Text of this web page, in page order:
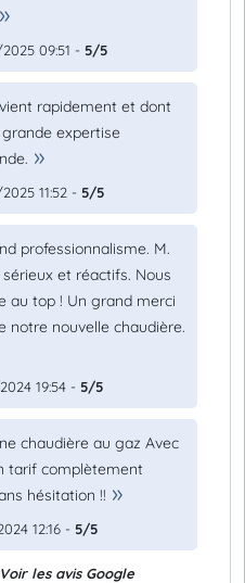
09:51 - 5/5
rapidement et dont
expertise
11:52 - 5/5
professionnalisme. M.
et réactifs. Nous
au top ! Un grand merci
notre nouvelle chaudière.
19:54 - 5/5
chaudière au gaz Avec
tarif complètement
hésitation !!
12:16 - 5/5
Voir les avis Google